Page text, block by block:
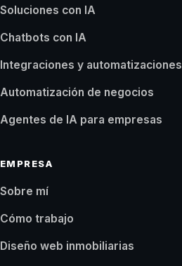
Soluciones con IA
Chatbots con IA
Integraciones y automatizaciones
Automatización de negocios
Agentes de IA para empresas
EMPRESA
Sobre mí
Cómo trabajo
Diseño web inmobiliarias